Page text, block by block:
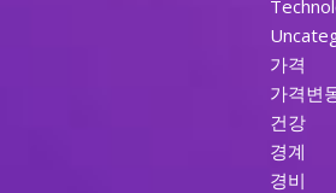
가격
가격변
건강
경계
경비